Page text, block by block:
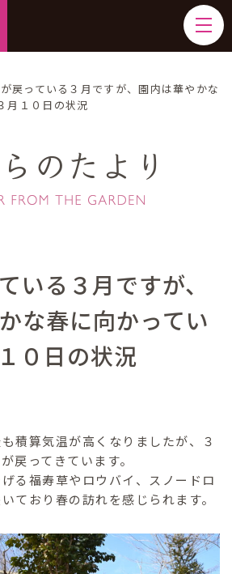
戻っている３月ですが、園内は華やかな
月１０日の状況
のたより
いる３月ですが、
な春に向かってい
０日の状況
積算気温が高くなりましたが、３
戻ってきています。
る福寿草やロウバイ、スノードロ
ており春の訪れを感じられます。